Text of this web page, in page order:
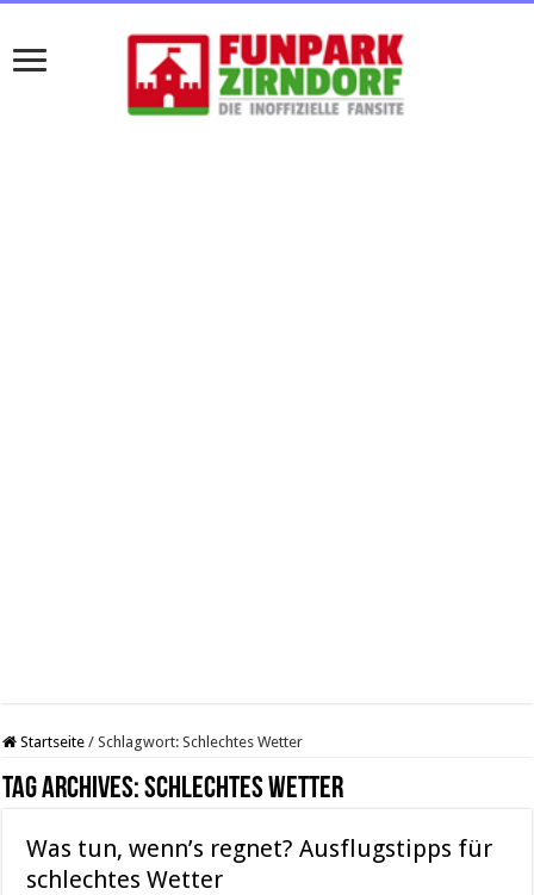
Startseite / Schlagwort:Schlechtes Wetter
Tag Archives:Schlechtes Wetter
Was tun, wenn’s regnet? Ausflugstipps für
schlechtes Wetter